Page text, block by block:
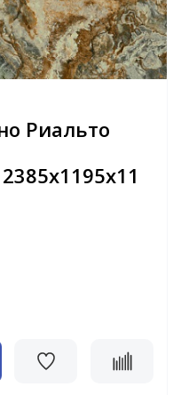
Риальто